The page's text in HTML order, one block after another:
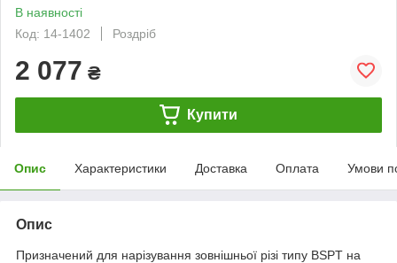
В наявності
Код: 14-1402
Роздріб
2 077 ₴
Купити
Опис Характеристики Доставка Оплата Умови
Опис
Призначений для нарізування зовнішньої різі типу BSPT на